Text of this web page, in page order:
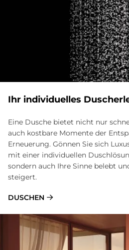
Ihr in­di­vi­du­el­les
Eine Dusche bietet nicht nur
auch kostbare Momente der
Erneuerung. Gönnen Sie sich
mit einer individuellen
sondern auch Ihre Sinne belebt
steigert.
DUSCHEN